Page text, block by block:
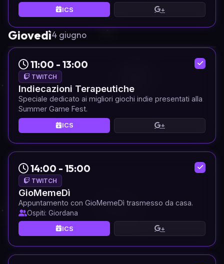
ICS +
Giovedì4 giugno
11:00 - 13:00
TWITCH
Indiecazioni Terapeutiche
Speciale dedicato ai migliori giochi indie presentati alla
Summer Game Fest.
ICS +
14:00 - 15:00
TWITCH
GioMemeDì
Appuntamento con GioMemeDì trasmesso da casa.
Ospiti: Giordana
ICS +